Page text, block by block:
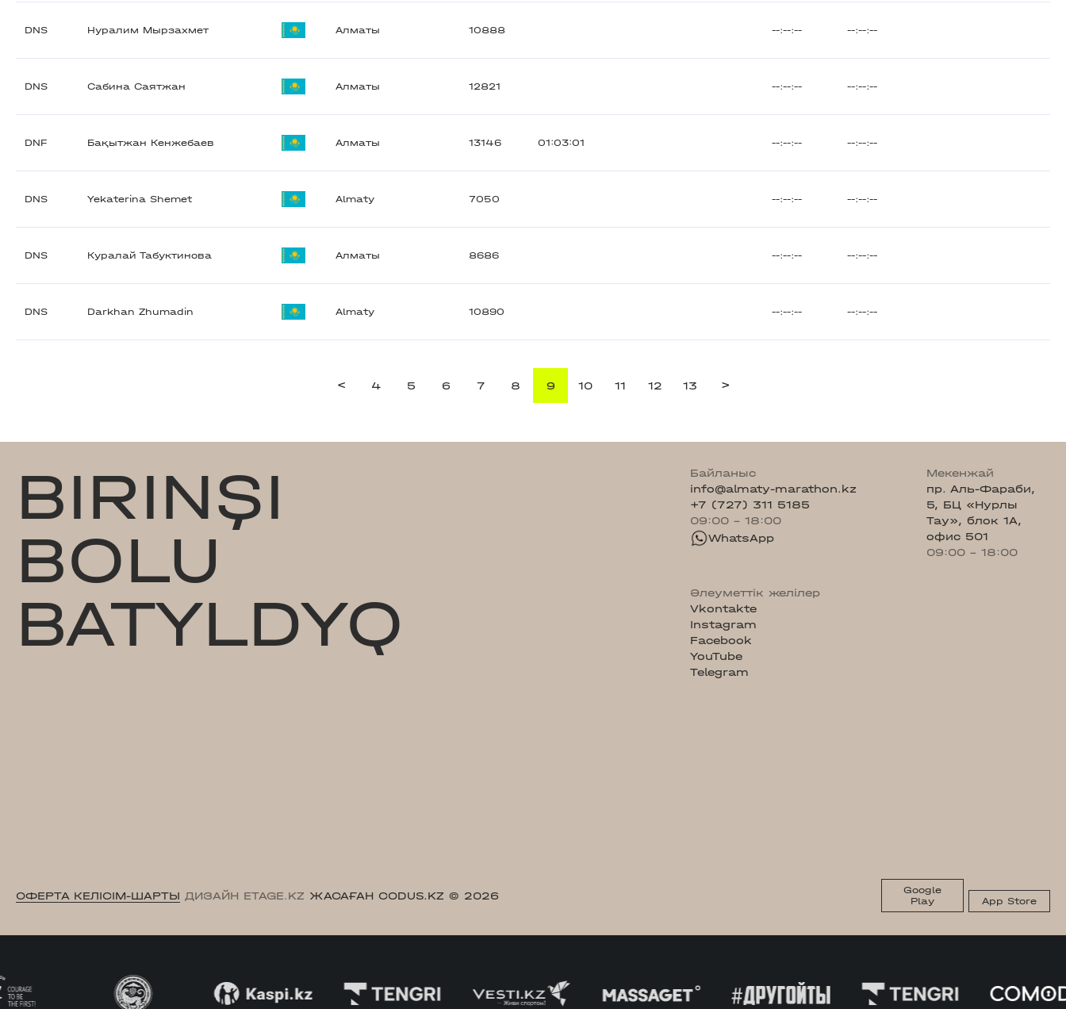
DNS Нуралим Мырзахмет Алматы 10888 --:--:-- --:--:--
DNS Сабина Саятжан Алматы 12821 --:--:-- --:--:--
DNF Бақытжан Кенжебаев Алматы 13146 01:03:01 --:--:-- --:--:--
DNS Yekaterina Shemet Almaty 7050 --:--:-- --:--:--
DNS Куралай Табуктинова Алматы 8686 --:--:-- --:--:--
DNS Darkhan Zhumadin Almaty 10890 --:--:-- --:--:--
< 4 5 6 7 8 9 10 11 12 13 >
BIRINŞI
BOLU
BATYLDYQ
Байланыс
info@almaty-marathon.kz
+7 (727) 311 5185
09:00 - 18:00
WhatsApp
Мекенжай
пр. Аль-Фараби,
5, БЦ «Нурлы
Тау», блок 1А,
офис 501
09:00 - 18:00
Әлеуметтік желілер
Vkontakte
Instagram
Facebook
YouTube
Telegram
ОФЕРТА КЕЛІСІМ-ШАРТЫ ДИЗАЙН ETAGE.KZ ЖАСАҒАН CODUS.KZ © 2026
Google
Play
App Store